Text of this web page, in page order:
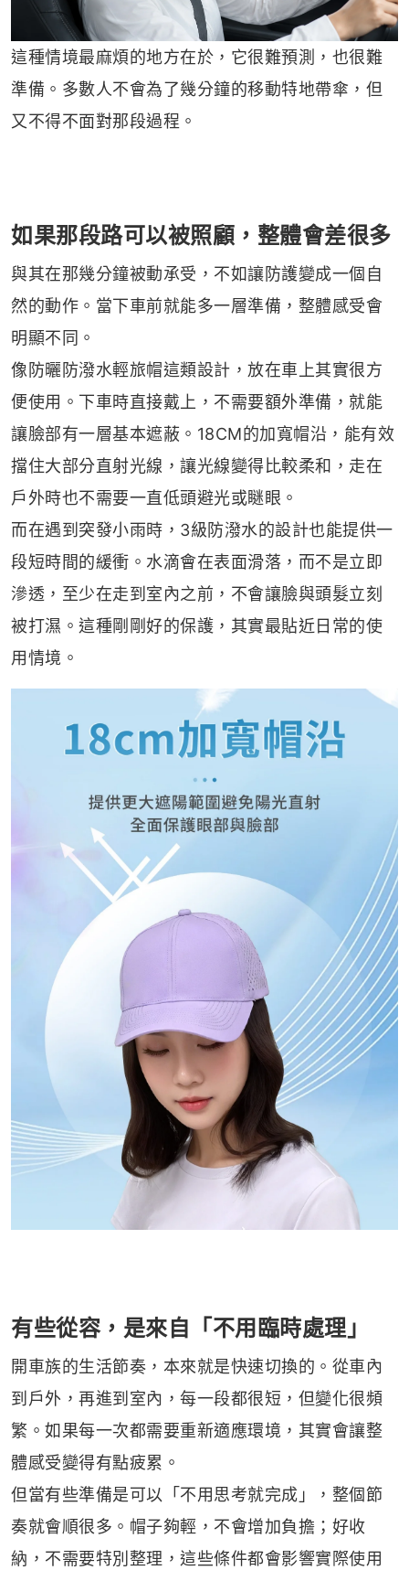
這種情境最麻煩的地方在於，它很難預測，也很難
準備。多數人不會為了幾分鐘的移動特地帶傘，但
又不得不面對那段過程。
如果那段路可以被照顧，整體會差很多
與其在那幾分鐘被動承受，不如讓防護變成一個自
然的動作。當下車前就能多一層準備，整體感受會
明顯不同。
像防曬防潑水輕旅帽這類設計，放在車上其實很方
便使用。下車時直接戴上，不需要額外準備，就能
讓臉部有一層基本遮蔽。18CM的加寬帽沿，能有效
擋住大部分直射光線，讓光線變得比較柔和，走在
戶外時也不需要一直低頭避光或瞇眼。
而在遇到突發小雨時，3級防潑水的設計也能提供一
段短時間的緩衝。水滴會在表面滑落，而不是立即
滲透，至少在走到室內之前，不會讓臉與頭髮立刻
被打濕。這種剛剛好的保護，其實最貼近日常的使
用情境。
有些從容，是來自「不用臨時處理」
開車族的生活節奏，本來就是快速切換的。從車內
到戶外，再進到室內，每一段都很短，但變化很頻
繁。如果每一次都需要重新適應環境，其實會讓整
體感受變得有點疲累。
但當有些準備是可以「不用思考就完成」，整個節
奏就會順很多。帽子夠輕，不會增加負擔；好收
納，不需要特別整理，這些條件都會影響實際使用